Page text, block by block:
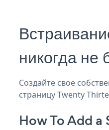
никогда
Создайте свое
страницу Twenty
How To Add a